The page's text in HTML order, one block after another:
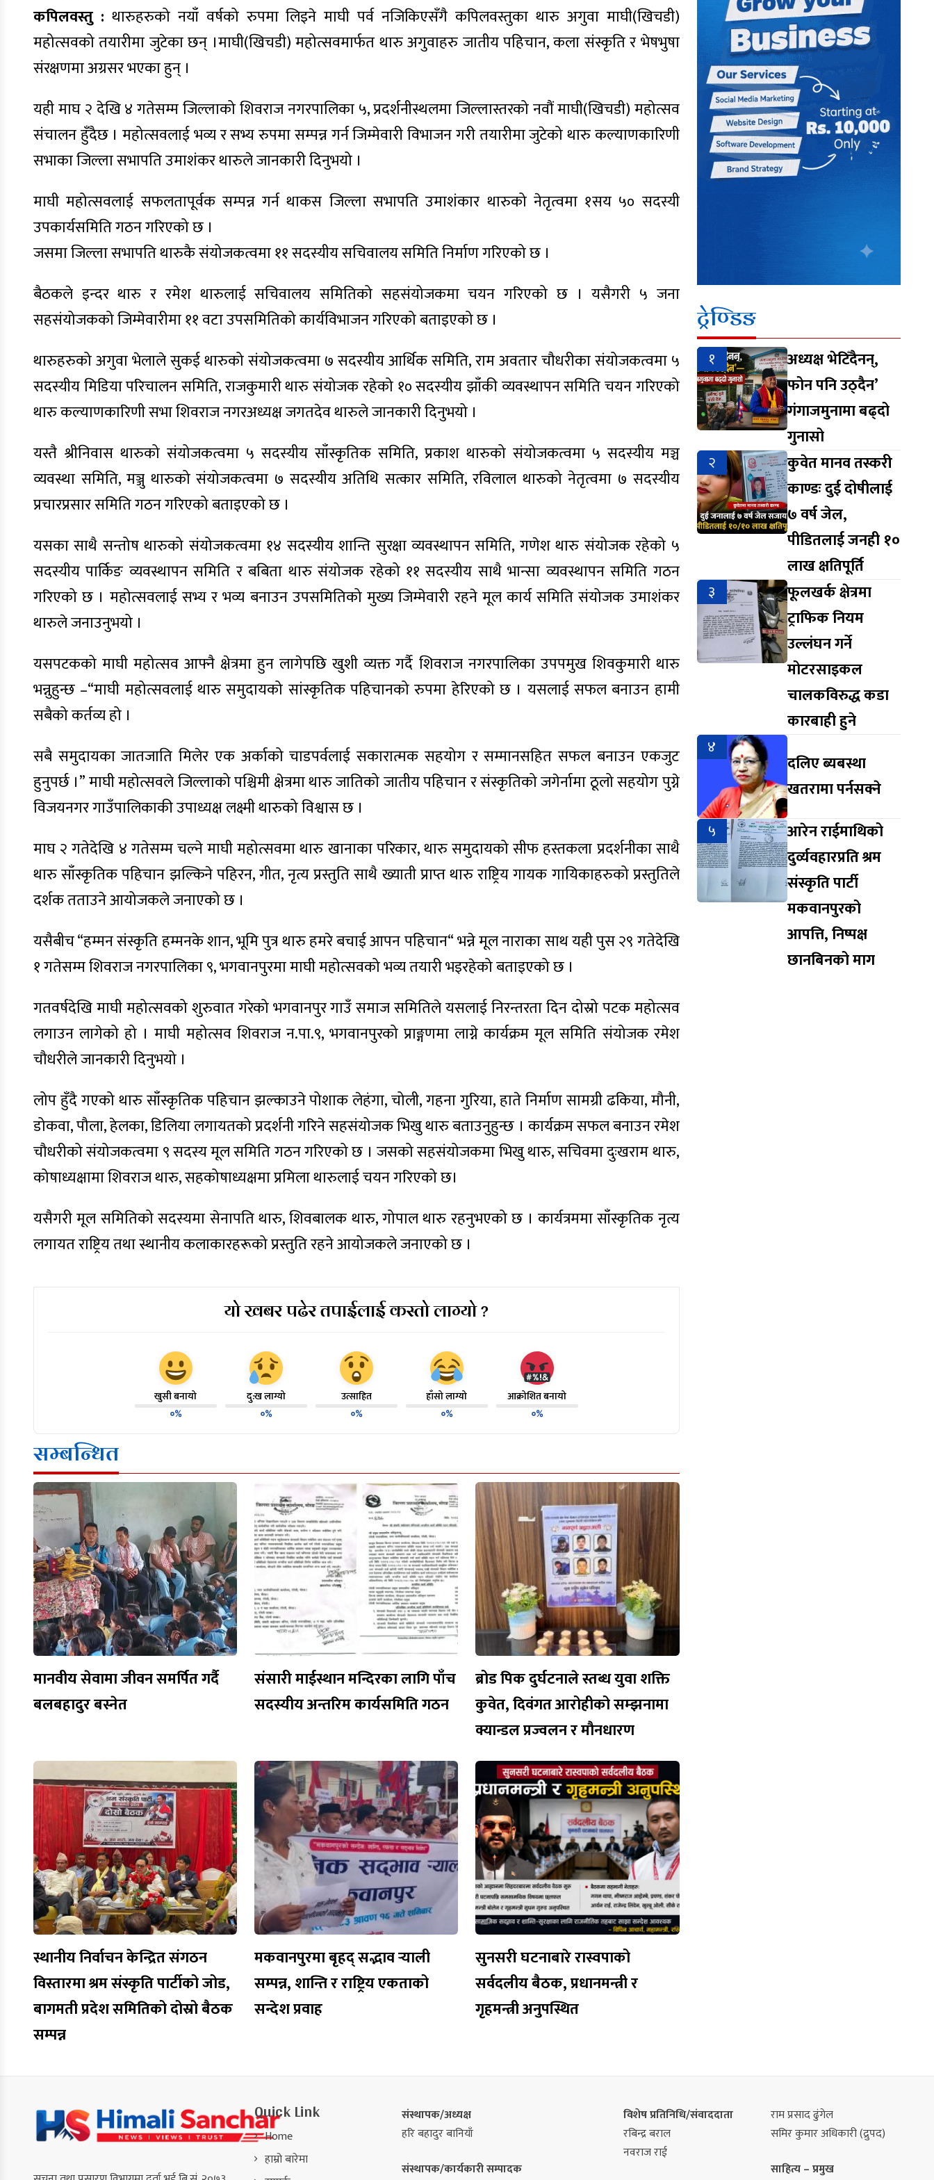
कपिलवस्तु : थारुहरुको नयाँ वर्षको रुपमा लिइने माघी पर्व नजिकिएसँगै कपिलवस्तुका थारु अगुवा माघी(खिचडी)
महोत्सवको तयारीमा जुटेका छन् ।माघी(खिचडी) महोत्सवमार्फत थारु अगुवाहरु जातीय पहिचान, कला संस्कृति र भेषभुषा
संरक्षणमा अग्रसर भएका हुन् ।
यही माघ २ देखि ४ गतेसम्म जिल्लाको शिवराज नगरपालिका ५, प्रदर्शनीस्थलमा जिल्लास्तरको नवौं माघी(खिचडी) महोत्सव
संचालन हुँदैछ । महोत्सवलाई भव्य र सभ्य रुपमा सम्पन्न गर्न जिम्मेवारी विभाजन गरी तयारीमा जुटेको थारु कल्याणकारिणी
सभाका जिल्ला सभापति उमाशंकर थारुले जानकारी दिनुभयो ।
माघी महोत्सवलाई सफलतापूर्वक सम्पन्न गर्न थाकस जिल्ला सभापति उमाशंकार थारुको नेतृत्वमा १सय ५० सदस्यी
उपकार्यसमिति गठन गरिएको छ ।
जसमा जिल्ला सभापति थारुकै संयोजकत्वमा ११ सदस्यीय सचिवालय समिति निर्माण गरिएको छ ।
बैठकले इन्दर थारु र रमेश थारुलाई सचिवालय समितिको सहसंयोजकमा चयन गरिएको छ । यसैगरी ५ जना
सहसंयोजकको जिम्मेवारीमा ११ वटा उपसमितिको कार्यविभाजन गरिएको बताइएको छ ।
थारुहरुको अगुवा भेलाले सुकई थारुको संयोजकत्वमा ७ सदस्यीय आर्थिक समिति, राम अवतार चौधरीका संयोजकत्वमा ५
सदस्यीय मिडिया परिचालन समिति, राजकुमारी थारु संयोजक रहेको १० सदस्यीय झाँकी व्यवस्थापन समिति चयन गरिएको
थारु कल्याणकारिणी सभा शिवराज नगरअध्यक्ष जगतदेव थारुले जानकारी दिनुभयो ।
यस्तै श्रीनिवास थारुको संयोजकत्वमा ५ सदस्यीय साँस्कृतिक समिति, प्रकाश थारुको संयोजकत्वमा ५ सदस्यीय मञ्च
व्यवस्था समिति, मञ्जु थारुको संयोजकत्वमा ७ सदस्यीय अतिथि सत्कार समिति, रविलाल थारुको नेतृत्वमा ७ सदस्यीय
प्रचारप्रसार समिति गठन गरिएको बताइएको छ ।
यसका साथै सन्तोष थारुको संयोजकत्वमा १४ सदस्यीय शान्ति सुरक्षा व्यवस्थापन समिति, गणेश थारु संयोजक रहेको ५
सदस्यीय पार्किङ व्यवस्थापन समिति र बबिता थारु संयोजक रहेको ११ सदस्यीय साथै भान्सा व्यवस्थापन समिति गठन
गरिएको छ । महोत्सवलाई सभ्य र भव्य बनाउन उपसमितिको मुख्य जिम्मेवारी रहने मूल कार्य समिति संयोजक उमाशंकर
थारुले जनाउनुभयो ।
यसपटकको माघी महोत्सव आफ्नै क्षेत्रमा हुन लागेपछि खुशी व्यक्त गर्दै शिवराज नगरपालिका उपपमुख शिवकुमारी थारु
भन्नुहुन्छ –“माघी महोत्सवलाई थारु समुदायको सांस्कृतिक पहिचानको रुपमा हेरिएको छ । यसलाई सफल बनाउन हामी
सबैको कर्तव्य हो ।
सबै समुदायका जातजाति मिलेर एक अर्काको चाडपर्वलाई सकारात्मक सहयोग र सम्मानसहित सफल बनाउन एकजुट
हुनुपर्छ ।” माघी महोत्सवले जिल्लाको पश्चिमी क्षेत्रमा थारु जातिको जातीय पहिचान र संस्कृतिको जगेर्नामा ठूलो सहयोग पुग्ने
विजयनगर गाउँपालिकाकी उपाध्यक्ष लक्ष्मी थारुको विश्वास छ ।
माघ २ गतेदेखि ४ गतेसम्म चल्ने माघी महोत्सवमा थारु खानाका परिकार, थारु समुदायको सीफ हस्तकला प्रदर्शनीका साथै
थारु साँस्कृतिक पहिचान झल्किने पहिरन, गीत, नृत्य प्रस्तुति साथै ख्याती प्राप्त थारु राष्ट्रिय गायक गायिकाहरुको प्रस्तुतिले
दर्शक तताउने आयोजकले जनाएको छ ।
यसैबीच “हम्मन संस्कृति हम्मनके शान, भूमि पुत्र थारु हमरे बचाई आपन पहिचान“ भन्ने मूल नाराका साथ यही पुस २९ गतेदेखि
१ गतेसम्म शिवराज नगरपालिका ९, भगवानपुरमा माघी महोत्सवको भव्य तयारी भइरहेको बताइएको छ ।
गतवर्षदेखि माघी महोत्सवको शुरुवात गरेको भगवानपुर गाउँ समाज समितिले यसलाई निरन्तरता दिन दोस्रो पटक महोत्सव
लगाउन लागेको हो । माघी महोत्सव शिवराज न.पा.९, भगवानपुरको प्राङ्गणमा लाग्ने कार्यक्रम मूल समिति संयोजक रमेश
चौधरीले जानकारी दिनुभयो ।
लोप हुँदै गएको थारु साँस्कृतिक पहिचान झल्काउने पोशाक लेहंगा, चोली, गहना गुरिया, हाते निर्माण सामग्री ढकिया, मौनी,
डोकवा, पौला, हेलका, डिलिया लगायतको प्रदर्शनी गरिने सहसंयोजक भिखु थारु बताउनुहुन्छ । कार्यक्रम सफल बनाउन रमेश
चौधरीको संयोजकत्वमा ९ सदस्य मूल समिति गठन गरिएको छ । जसको सहसंयोजकमा भिखु थारु, सचिवमा दुःखराम थारु,
कोषाध्यक्षामा शिवराज थारु, सहकोषाध्यक्षमा प्रमिला थारुलाई चयन गरिएको छ।
यसैगरी मूल समितिको सदस्यमा सेनापति थारु, शिवबालक थारु, गोपाल थारु रहनुभएको छ । कार्यत्रममा साँस्कृतिक नृत्य
लगायत राष्ट्रिय तथा स्थानीय कलाकारहरूको प्रस्तुति रहने आयोजकले जनाएको छ ।
यो खबर पढेर तपाईलाई कस्तो लाग्यो ?
खुसी बनायो
०%
दु:ख लाग्यो
०%
उत्साहित
०%
हाँसो लाग्यो
०%
आक्रोशित बनायो
०%
सम्बन्धित
मानवीय सेवामा जीवन समर्पित गर्दै
बलबहादुर बस्नेत
संसारी माईस्थान मन्दिरका लागि पाँच
सदस्यीय अन्तरिम कार्यसमिति गठन
ब्रोड पिक दुर्घटनाले स्तब्ध युवा शक्ति
कुवेत, दिवंगत आरोहीको सम्झनामा
क्यान्डल प्रज्वलन र मौनधारण
स्थानीय निर्वाचन केन्द्रित संगठन
विस्तारमा श्रम संस्कृति पार्टीको जोड,
बागमती प्रदेश समितिको दोस्रो बैठक
सम्पन्न
मकवानपुरमा बृहद् सद्भाव र्‍याली
सम्पन्न, शान्ति र राष्ट्रिय एकताको
सन्देश प्रवाह
सुनसरी घटनाबारे रास्वपाको
सर्वदलीय बैठक, प्रधानमन्त्री र
गृहमन्त्री अनुपस्थित
ट्रेण्डिङ
१
अध्यक्ष भेटिँदैनन्,
फोन पनि उठ्दैन’
गंगाजमुनामा बढ्दो
गुनासो
२
कुवेत मानव तस्करी
काण्डः दुई दोषीलाई
७ वर्ष जेल,
पीडितलाई जनही १०
लाख क्षतिपूर्ति
३
फूलखर्क क्षेत्रमा
ट्राफिक नियम
उल्लंघन गर्ने
मोटरसाइकल
चालकविरुद्ध कडा
कारबाही हुने
४
दलिए ब्यबस्था
खतरामा पर्नसक्ने
५
आरेन राईमाथिको
दुर्व्यवहारप्रति श्रम
संस्कृति पार्टी
मकवानपुरको
आपत्ति, निष्पक्ष
छानबिनको माग
Quick Link
Home
हाम्रो बारेमा
संस्थापक/अध्यक्ष
हरि बहादुर बानियाँ
संस्थापक/कार्यकारी सम्पादक
विशेष प्रतिनिधि/संवाददाता
रबिन्द्र बराल
नवराज राई
राम प्रसाद ढुंगेल
समिर कुमार अधिकारी (द्रुपद)
साहित्य – प्रमुख